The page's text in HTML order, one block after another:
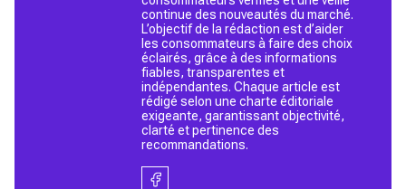
continue des nouveautés du marché.
L’objectif de la rédaction est d’aider
les consommateurs à faire des choix
éclairés, grâce à des informations
fiables, transparentes et
indépendantes. Chaque article est
rédigé selon une charte éditoriale
exigeante, garantissant objectivité,
clarté et pertinence des
recommandations.